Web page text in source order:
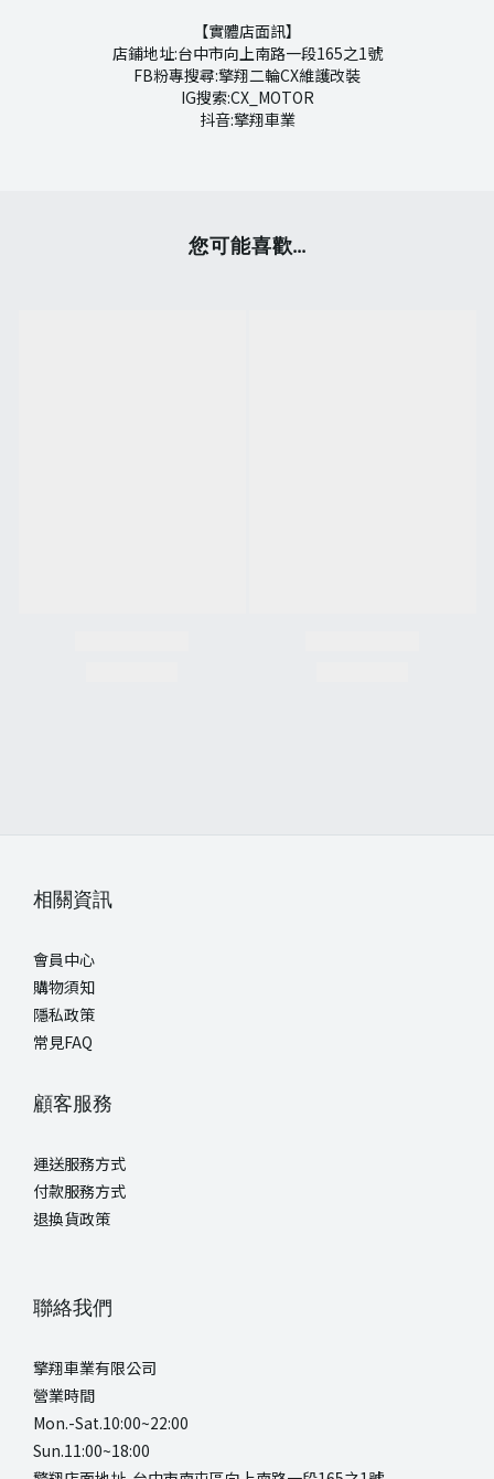
【實體店面訊】
店鋪地址:台中市向上南路一段165之1號
FB粉專搜尋:擎翔二輪CX維護改裝
IG搜索:CX_MOTOR
抖音:擎翔車業
您可能喜歡...
相關資訊
會員中心
購物須知
隱私政策
常見FAQ
顧客服務
運送服務方式
付款服務方式
退換貨政策
聯絡我們
擎翔車業有限公司
營業時間
Mon.-Sat.10:00~22:00
Sun.11:00~18:00